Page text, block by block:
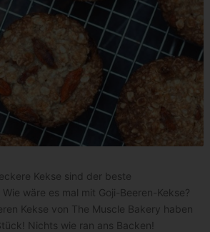
Kekse sind der beste
wäre es mal mit Goji-Beeren-Kekse?
Kekse von The Muscle Bakery haben
Nichts wie ran ans Backen!